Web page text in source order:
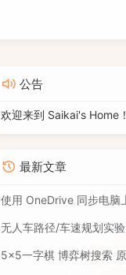
公告
欢迎来到 Saikai's Home！
最新文章